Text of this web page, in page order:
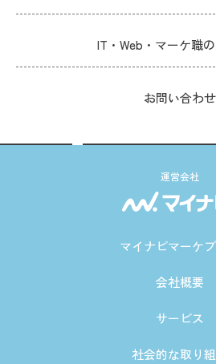
IT・Web・マーケ職
お問い合わせ
運営会社
マイナビマーケ
会社概要
サービス
社会的な取り